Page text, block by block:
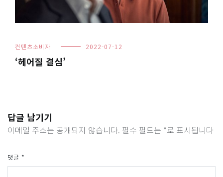
컨텐츠소비자 2022-07-12
‘헤어질 결심’
답글 남기기
이메일 주소는 공개되지 않습니다. 필수 필드는 *로 표시됩니다
댓글 *